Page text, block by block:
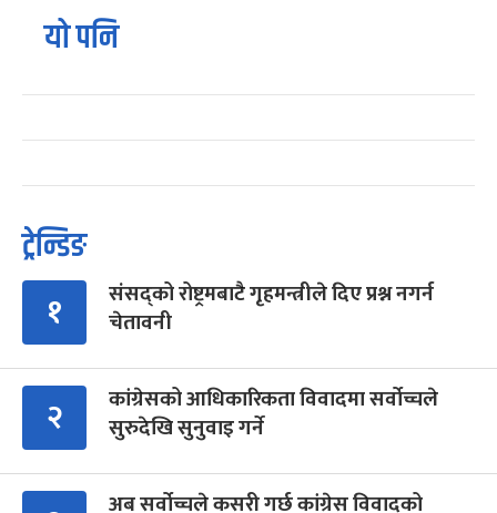
यो पनि
ट्रेन्डिङ
१
संसद्को रोष्ट्रमबाटै गृहमन्त्रीले दिए प्रश्न नगर्न
चेतावनी
२
कांग्रेसको आधिकारिकता विवादमा सर्वोच्चले
सुरुदेखि सुनुवाइ गर्ने
अब सर्वोच्चले कसरी गर्छ कांग्रेस विवादको